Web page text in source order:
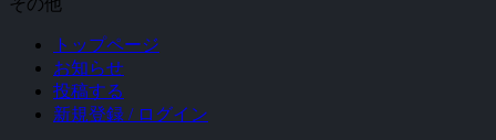
トップページ
お知らせ
投稿する
新規登録 / ログイン